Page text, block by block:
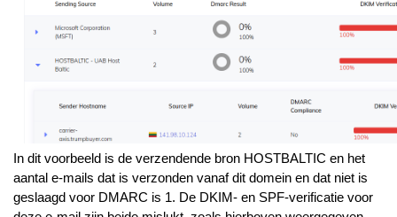
In dit voorbeeld is de verzendende bron HOSTBALTIC en het
aantal e-mails dat is verzonden vanaf dit domein en dat niet is
geslaagd voor DMARC is 1. De DKIM- en SPF-verificatie voor